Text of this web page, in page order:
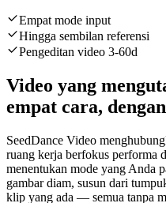
Empat mode input
Hingga sembilan referensi
Pengeditan video 3-60d
Video yang
empat cara,
SeedDance Video
ruang kerja berfokus performa
menentukan mode yang Anda
gambar diam, susun dari
klip yang ada — semua tanpa